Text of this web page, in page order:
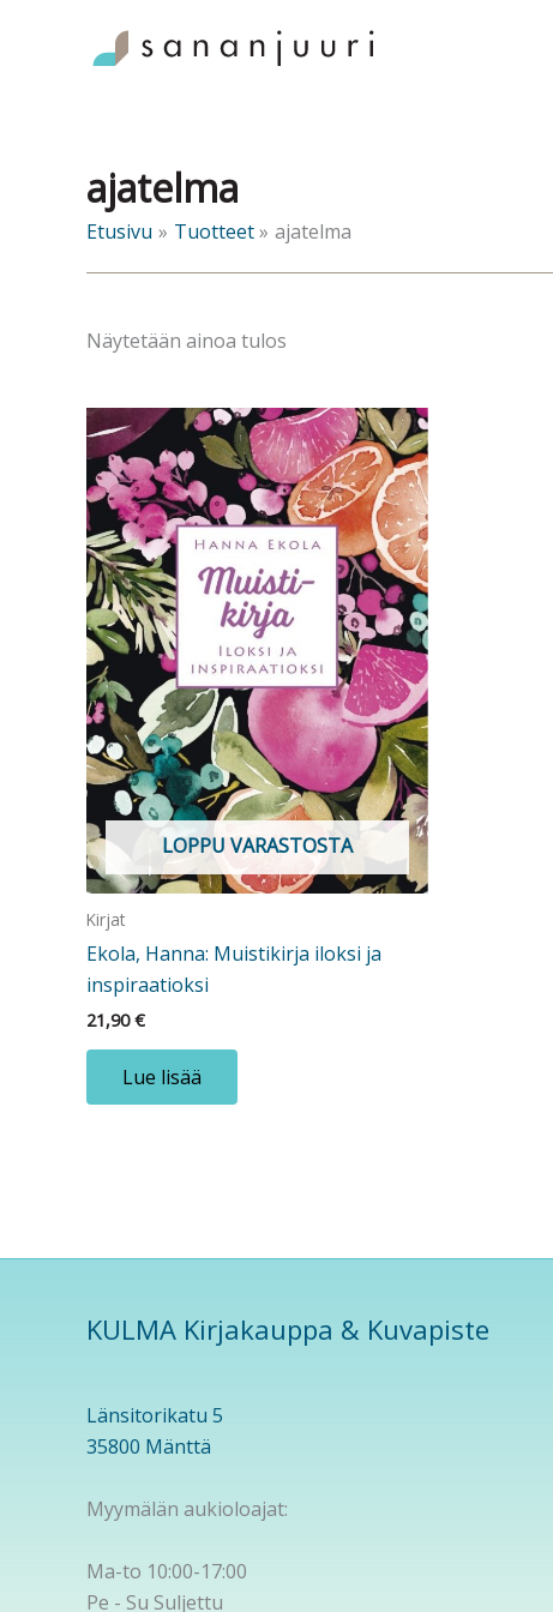
ajatelma
Etusivu Tuotteet ajatelma
Näytetään ainoa tulos
LOPPU VARASTOSTA
Kirjat
Ekola, Hanna: Muistikirja iloksi ja
inspiraatioksi
21,90€
Lue lisää
KULMA Kirjakauppa & Kuvapiste
Länsitorikatu 5
35800 Mänttä
Myymälän aukioloajat:
Ma-to 10:00-17:00
Pe - Su Suljettu